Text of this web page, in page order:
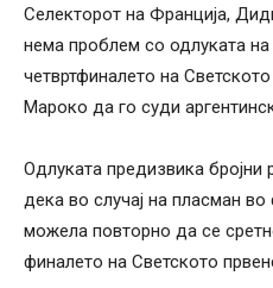
Селекторот на Франција,
нема проблем со одлуката
четвртфиналето на
Мароко да го суди
Одлуката предизвика бројни
дека во случај на пласман
можела повторно да се
финалето на Светското